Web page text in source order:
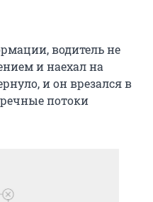
водитель не
и наехал на
и он врезался в
потоки